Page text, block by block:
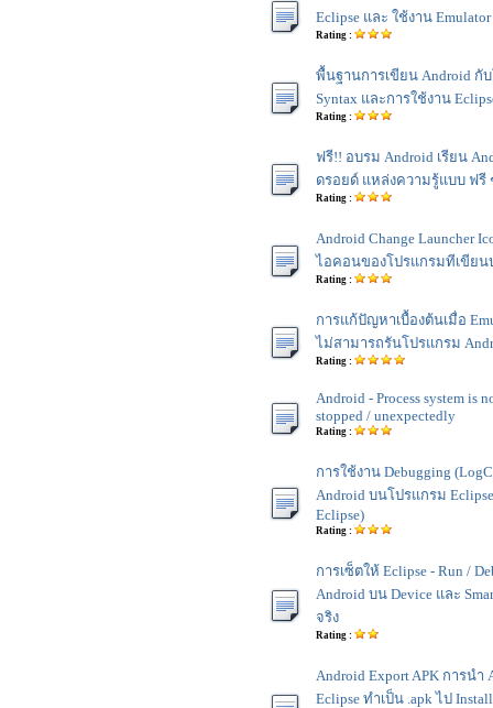
Eclipse และ ใช้งาน
Rating :
พื้นฐานการเขียน Android กั
Syntax และการใช้งาน
Rating :
ฟรี!! อบรม Android เรียน
ดรอยด์ แหล่งความรู้แบบ ฟรี
Rating :
Android Change Launcher
ไอคอนของโปรแกรมทีเขีย
Rating :
การแก้ปัญหาเบื้องต้นเมื่อ
ไม่สามารถรันโปรแกรม
Rating :
Android - Process system is
stopped / unexpectedly
Rating :
การใช้งาน Debugging
Android บนโปรแกรม
Eclipse)
Rating :
การเซ็ตให้ Eclipse - Run /
Android บน Device และ
จริง
Rating :
Android Export APK การนำ
Eclipse ทำเป็น .apk ไป